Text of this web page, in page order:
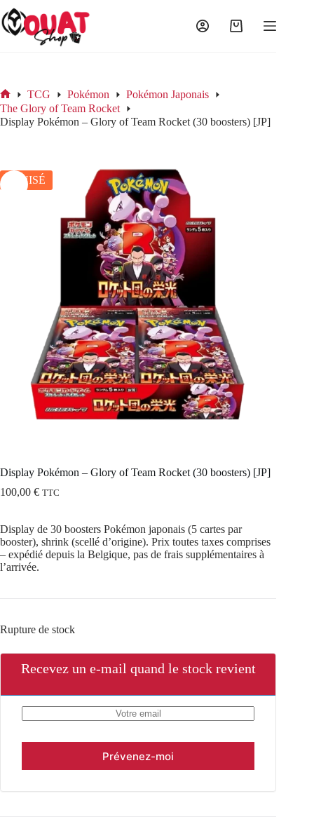
Passer
au
contenu
Panier
Accueil
TCG Pokémon
Pokémon Japonais
The Glory of Team Rocket
Display Pokémon – Glory of Team Rocket (30 boosters) [JP]
ÉPUISÉ
Display Pokémon – Glory of Team Rocket (30 boosters) [JP]
100,00 € TTC
Display de 30 boosters Pokémon japonais (5 cartes par
booster), shrink (scellé d’origine). Prix toutes taxes comprises
– expédié depuis la Belgique, pas de frais supplémentaires à
l’arrivée.
Rupture de stock
Recevez un e-mail quand le stock revient